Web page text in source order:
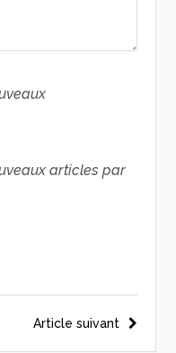
articles par
Article suivant